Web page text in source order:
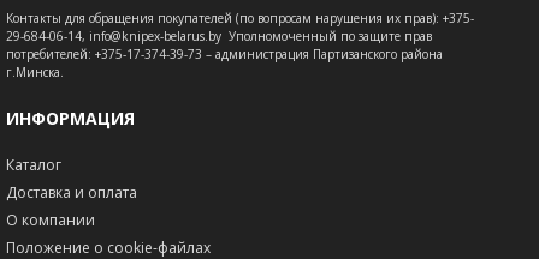
Контакты для обращения покупателей (по вопросам нарушения их прав): +375-
29-684-06-14, info@knipex-belarus.by Уполномоченный по защите прав
потребителей: +375-17-374-39-73 – администрация Партизанского района
г.Минска.
ИНФОРМАЦИЯ
Каталог
Доставка и оплата
О компании
Положение о cookie-файлах